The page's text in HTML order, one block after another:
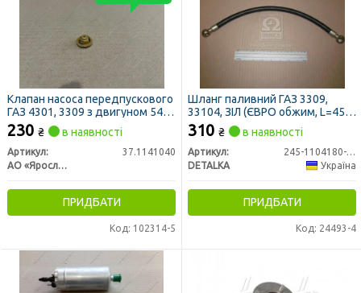
Клапан насоса передпускового
ГАЗ 4301, 3309 з двигуном 542,
544
230 ₴ в наявності
Артикул:
37.1141040
АО «Ярославский завод дизельной аппаратуры» (ЯЗДА)
ПРИДБАТИ
Код: 102314-5
Шланг паливний ГАЗ 3309,
33104, ЗІЛ (ЄВРО обжим, L=455
мм, дв. ММЗ 245 ЄВРО-2)
(DETALKA)
310 ₴ в наявності
Артикул:
245-1104180-В-03
DETALKA
Україна
ПРИДБАТИ
Код: 24493-4